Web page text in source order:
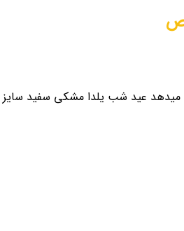
عید شب یلدا مشکی سفید سایز